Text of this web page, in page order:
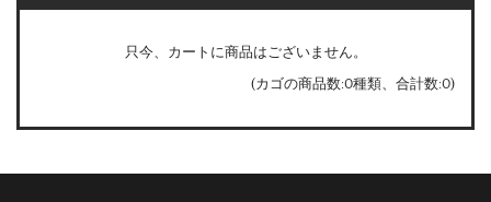
只今、カートに商品はございません。
(カゴの商品数:0種類、合計数:0)